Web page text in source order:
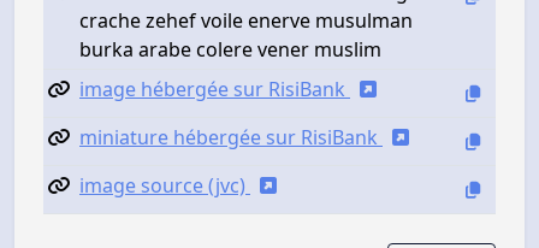
crache zehef voile enerve musulman
burka arabe colere vener muslim
image hébergée sur RisiBank
miniature hébergée sur RisiBank
image source (jvc)